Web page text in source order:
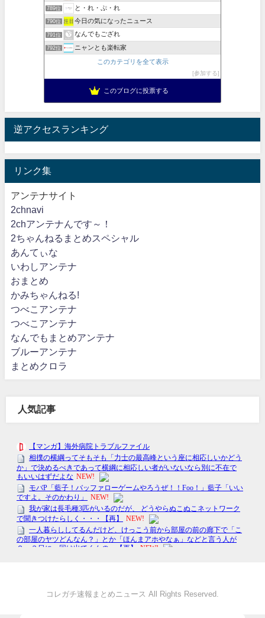
789位 と・れ・ぷ・れ
790位 今日の気になったニュース
791位 なんでもござれ
792位 ニャンとも楽転家
このカテゴリを全て表示
参加する
このブログに投票する
逆アクセスランキング
リンク集
アンテナサイト
2chnavi
2chアンテナんです～！
2ちゃんねるまとめスペシャル
あんてぃな
いわしアンテナ
おまとめ
かみちゃんねる!
つべこアンテナ
つべこアンテナ
なんでもまとめアンテナ
ブルーアンテナ
まとめクロラ
人気記事
コレガチ速報まとめニュース All Rights Reserved.